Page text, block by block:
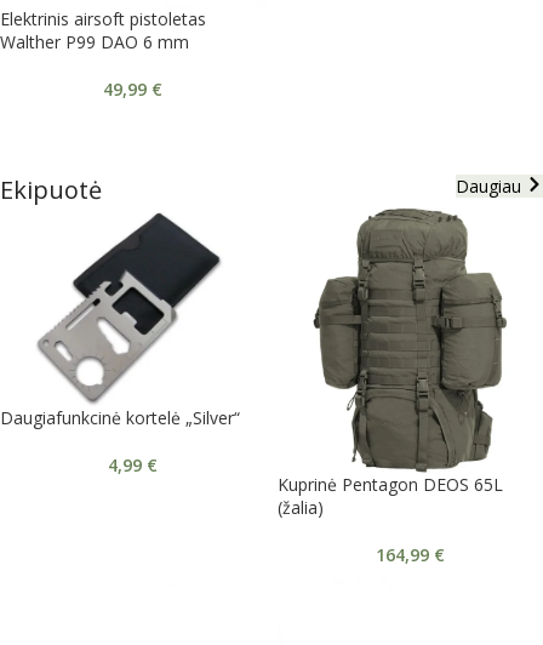
Elektrinis airsoft pistoletas
Walther P99 DAO 6 mm
49,99 €
Ekipuotė Daugiau
Daugiafunkcinė kortelė „Silver“
4,99 €
Kuprinė Pentagon DEOS 65L
(žalia)
164,99 €